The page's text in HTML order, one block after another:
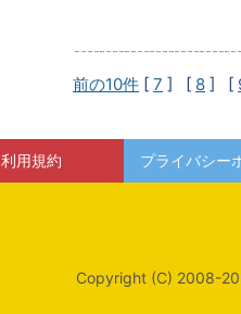
前の10件 [ 7 ] [ 8 ] [
利用規約 プライバシー
Copyright (C) 2008-